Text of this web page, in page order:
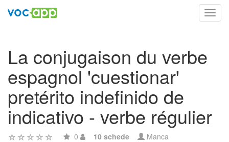
La conjugaison du verbe
espagnol 'cuestionar'
pretérito indefinido de
indicativo - verbe régulier
0 10 schede Manca